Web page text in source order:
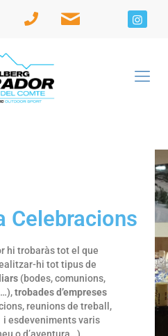
Celebracions
hi trobaràs tot el que
hi tot tipus de
(bodes, comunions,
trobades d’empreses
reunions de treball,
esdeveniments varis